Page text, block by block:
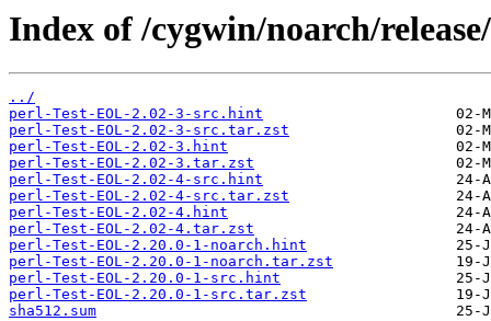
Index of /cygwin/noarch/
../
perl-Test-EOL-2.02-3-src.hint
perl-Test-EOL-2.02-3-src.tar.zst
perl-Test-EOL-2.02-3.hint
perl-Test-EOL-2.02-3.tar.zst
perl-Test-EOL-2.02-4-src.hint
perl-Test-EOL-2.02-4-src.tar.zst
perl-Test-EOL-2.02-4.hint
perl-Test-EOL-2.02-4.tar.zst
perl-Test-EOL-2.20.0-1-noarch.hint
perl-Test-EOL-2.20.0-1-noarch.tar.zst
perl-Test-EOL-2.20.0-1-src.hint
perl-Test-EOL-2.20.0-1-src.tar.zst
sha512.sum